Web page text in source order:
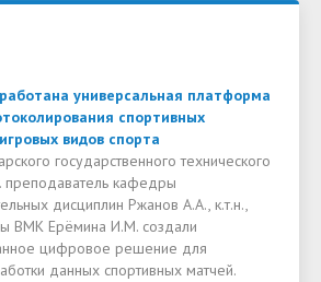
универсальная платформа
спортивных
видов спорта
государственного технического
преподаватель кафедры
дисциплин Ржанов А.А., к.т.н.,
ВМК Ерёмина И.М. создали
цифровое решение для
данных спортивных матчей.